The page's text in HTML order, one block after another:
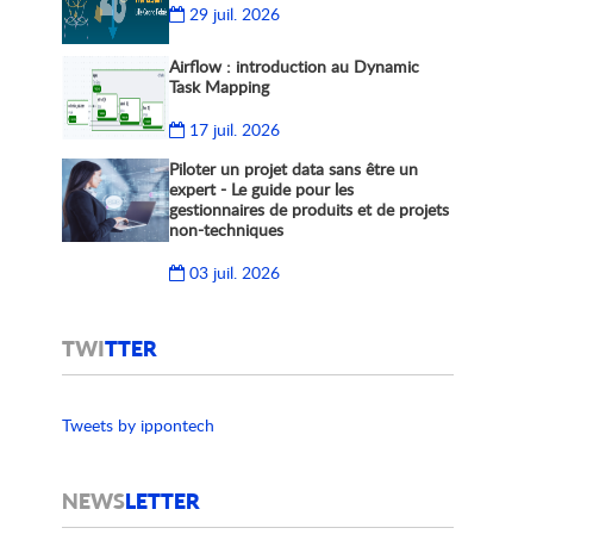
29 juil. 2026
Airflow : introduction au Dynamic
Task Mapping
17 juil. 2026
Piloter un projet data sans être un
expert - Le guide pour les
gestionnaires de produits et de projets
non-techniques
03 juil. 2026
TWITTER
Tweets by ippontech
NEWSLETTER